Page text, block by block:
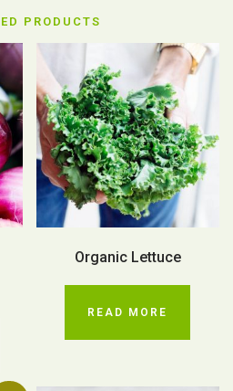
PRODUCTS
Organic Lettuce
READ MORE